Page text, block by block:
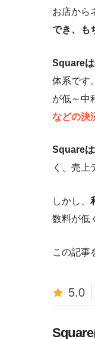
お店から
でき、も
Squareは
体系です
が低～中
などの決
Square
く、売上
しかし、
数料が低
この記事
5.0